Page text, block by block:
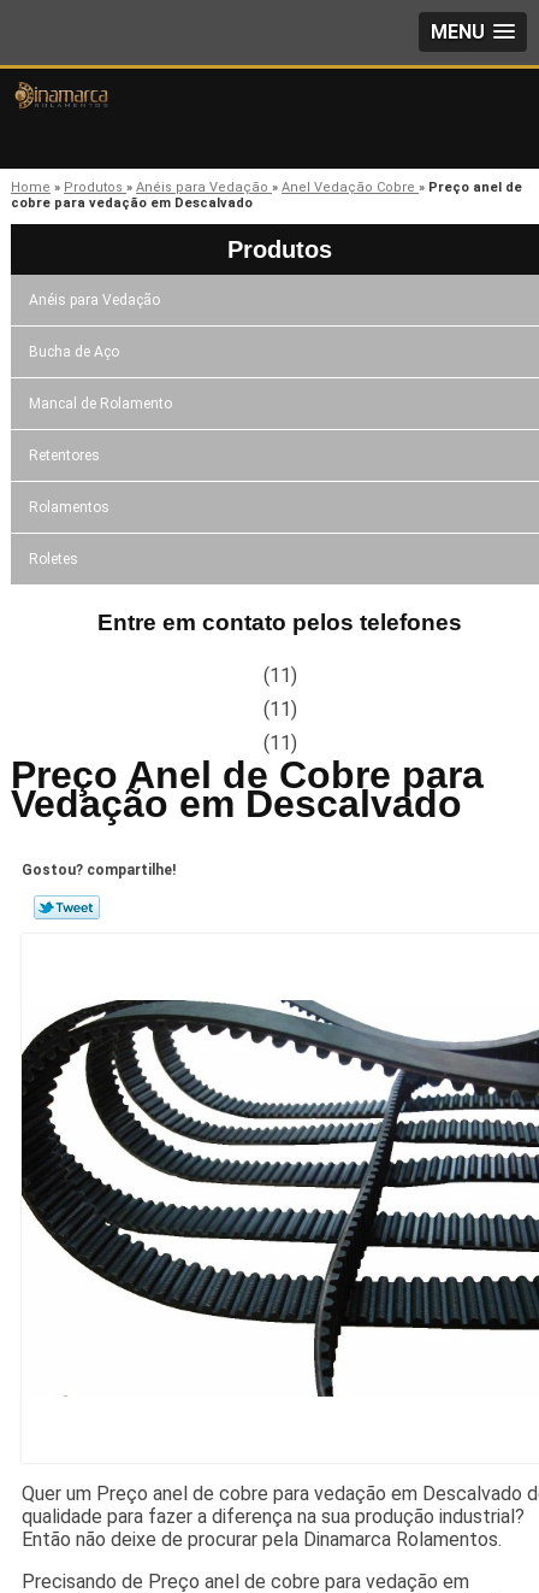
MENU
Home » Produtos » Anéis para Vedação » Anel Vedação Cobre » Preço anel de
cobre para vedação em Descalvado
Produtos
Anéis para Vedação
Bucha de Aço
Mancal de Rolamento
Retentores
Rolamentos
Roletes
Entre em contato pelos telefones
(11)
(11)
(11)
Preço Anel de Cobre para
Vedação em Descalvado
Gostou? compartilhe!
Quer um Preço anel de cobre para vedação em Descalvado
qualidade para fazer a diferença na sua produção industrial?
Então não deixe de procurar pela Dinamarca Rolamentos.
Precisando de Preço anel de cobre para vedação em